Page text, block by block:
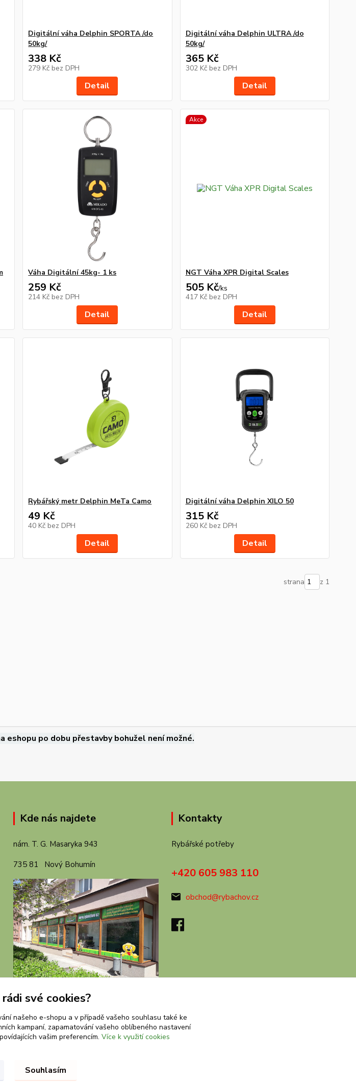
Digitální váha Delphin SPORTA /do
50kg/
338 Kč
279 Kč bez DPH
Detail
Digitální váha Delphin ULTRA /do
50kg/
365 Kč
302 Kč bez DPH
Detail
Váha Digitální 45kg- 1 ks
259 Kč
214 Kč bez DPH
Detail
Akce
NGT Váha XPR Digital Scales
505 Kč/ks
417 Kč bez DPH
Detail
Rybářský metr Delphin MeTa Camo
49 Kč
40 Kč bez DPH
Detail
Digitální váha Delphin XILO 50
315 Kč
260 Kč bez DPH
Detail
strana z 1
eshopu po dobu přestavby bohužel není možné.
Kde nás najdete
nám. T. G. Masaryka 943
735 81 Nový Bohumín
Kontakty
Rybářské potřeby
+420 605 983 110
obchod@rybachov.cz
své cookies?
našeho e-shopu a v případě vašeho souhlasu také ke
kampaní, zapamatování vašeho oblíbeného nastavení
vašim preferencím. Více k využití cookies
Souhlasím